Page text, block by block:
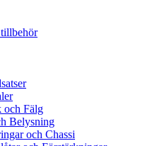
och Fälg
Belysning
och Chassi